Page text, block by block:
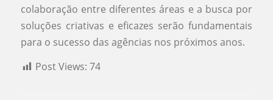
colaboração entre diferentes áreas e a busca por
soluções criativas e eficazes serão fundamentais
para o sucesso das agências nos próximos anos.
Post Views: 74